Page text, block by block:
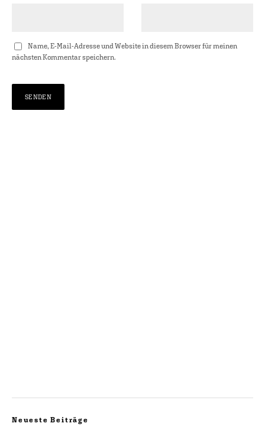
Name, E-Mail-Adresse und Website in diesem Browser für meinen
nächsten Kommentar speichern.
Neueste Beiträge